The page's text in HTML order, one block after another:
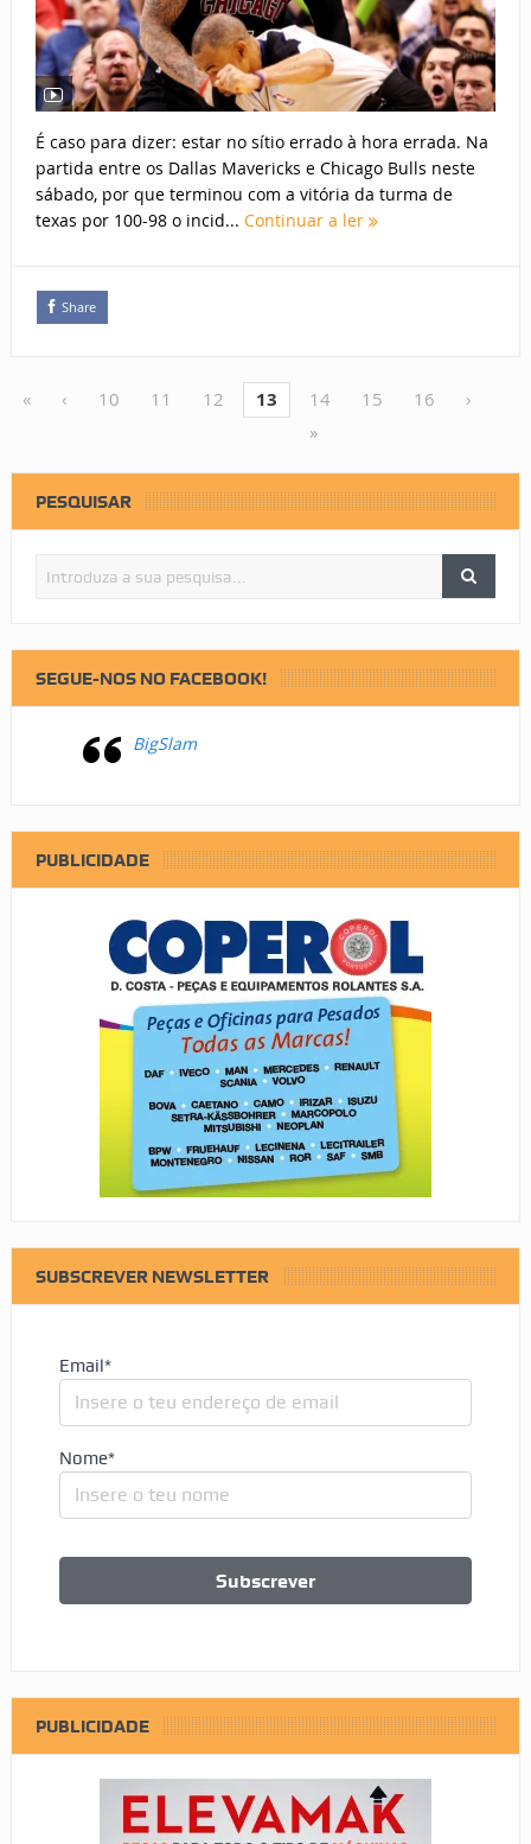
É caso para dizer: estar no sítio errado à hora errada. Na
partida entre os Dallas Mavericks e Chicago Bulls neste
sábado, por que terminou com a vitória da turma de
texas por 100-98 o incid... Continuar a ler
Share
« ‹ 10 11 12 13 14 15 16
›
»
PESQUISAR
SEGUE-NOS NO FACEBOOK!
BigSlam
PUBLICIDADE
SUBSCREVER NEWSLETTER
Email*
Nome*
PUBLICIDADE